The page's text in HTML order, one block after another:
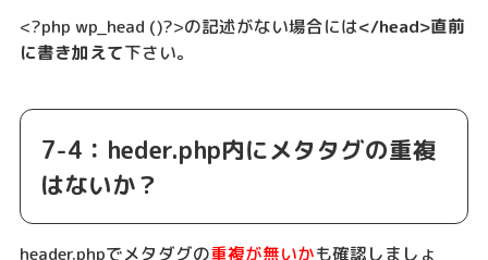
<?php wp_head ()?>の記述がない場合には</head>直前
に書き加えて下さい。
7-4：heder.php内にメタタグの重複
はないか？
header.phpでメタダグの重複が無いかも確認しましょ